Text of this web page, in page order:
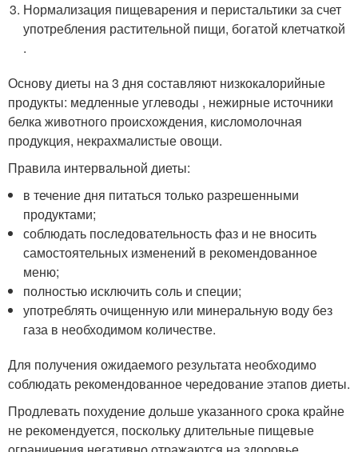
Нормализация пищеварения и перистальтики за счет
употребления растительной пищи, богатой клетчаткой
.
Основу диеты на 3 дня составляют низкокалорийные
продукты: медленные углеводы , нежирные источники
белка животного происхождения, кисломолочная
продукция, некрахмалистые овощи.
Правила интервальной диеты:
в течение дня питаться только разрешенными
продуктами;
соблюдать последовательность фаз и не вносить
самостоятельных изменений в рекомендованное
меню;
полностью исключить соль и специи;
употреблять очищенную или минеральную воду без
газа в необходимом количестве.
Для получения ожидаемого результата необходимо
соблюдать рекомендованное чередование этапов диеты.
Продлевать похудение дольше указанного срока крайне
не рекомендуется, поскольку длительные пищевые